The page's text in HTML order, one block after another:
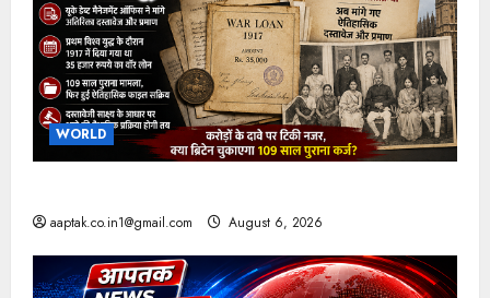
WORLD
aaptak.co.in1@gmail.com August 6, 2026